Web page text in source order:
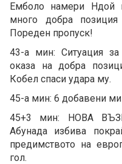
Емболо намери Ндой
много добра позиция
Пореден пропуск!
43-а мин: Ситуация
оказа на добра
Кобел спаси удара му.
45-а мин: 6 добавени
45+3 мин: НОВА
Абунада избива
предимството на
гол.